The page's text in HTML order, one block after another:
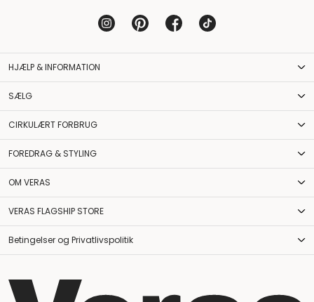
HJÆLP & INFORMATION
SÆLG
CIRKULÆRT FORBRUG
FOREDRAG & STYLING
OM VERAS
VERAS FLAGSHIP STORE
Betingelser og Privatlivspolitik